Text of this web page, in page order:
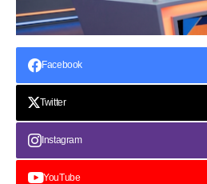
Facebook
Twitter
Instagram
YouTube